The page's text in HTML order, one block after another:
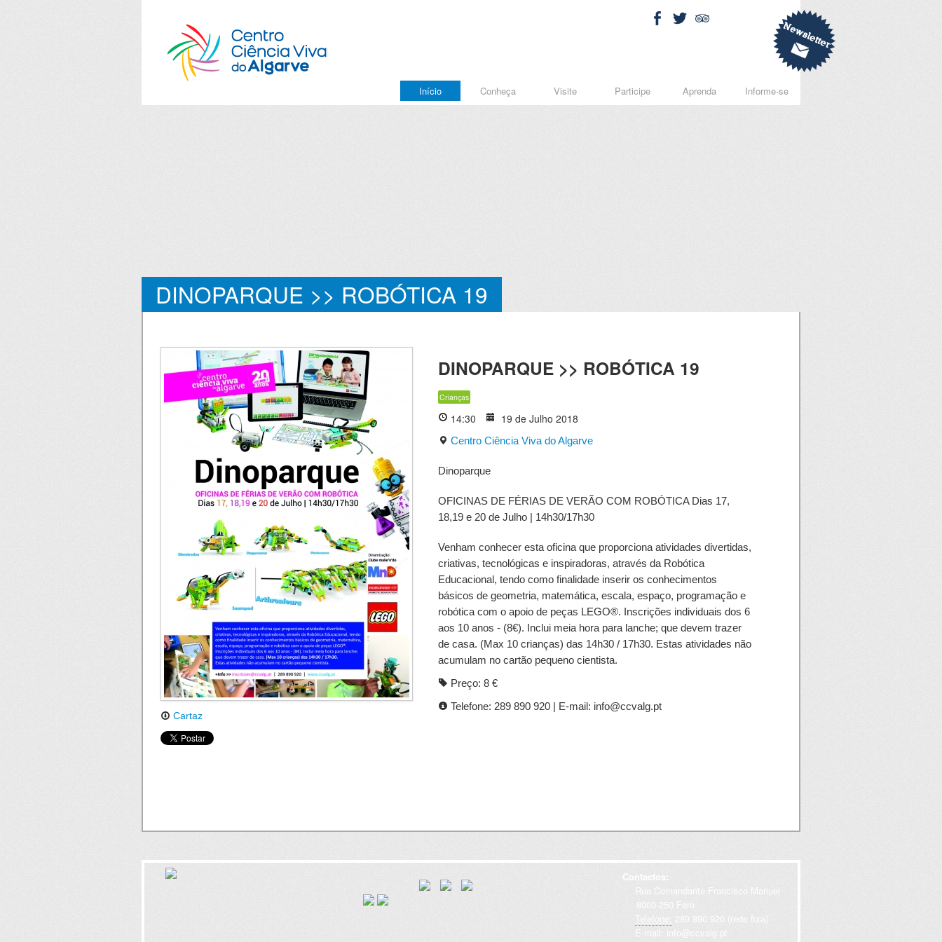
Início Conheça Visite Participe Aprenda Informe-se
DINOPARQUE >> ROBÓTICA 19
Cartaz
DINOPARQUE >> ROBÓTICA 19
Crianças
14:30 19 de Julho 2018
Centro Ciência Viva do Algarve
Dinoparque
OFICINAS DE FÉRIAS DE VERÃO COM ROBÓTICA Dias 17,
18,19 e 20 de Julho | 14h30/17h30
Venham conhecer esta oficina que proporciona atividades divertidas,
criativas, tecnológicas e inspiradoras, através da Robótica
Educacional, tendo como finalidade inserir os conhecimentos
básicos de geometria, matemática, escala, espaço, programação e
robótica com o apoio de peças LEGO®. Inscrições individuais dos 6
aos 10 anos - (8€). Inclui meia hora para lanche; que devem trazer
de casa. (Max 10 crianças) das 14h30 / 17h30. Estas atividades não
acumulam no cartão pequeno cientista.
Preço: 8 €
Telefone: 289 890 920 | E-mail: info@ccvalg.pt
Contactos:
Rua Comandante Francisco Manuel
8000-250 Faro
Telefone: 289 890 920 (rede fixa)
E-mail: info@ccvalg.pt